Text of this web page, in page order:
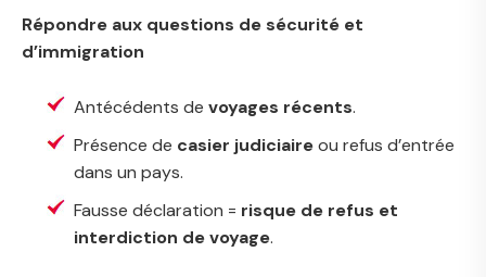
Répondre aux questions de sécurité et
d’immigration
Antécédents de voyages récents.
Présence de casier judiciaireou refus d’entrée
dans un pays.
Fausse déclaration = risque de refus et
interdiction de voyage.